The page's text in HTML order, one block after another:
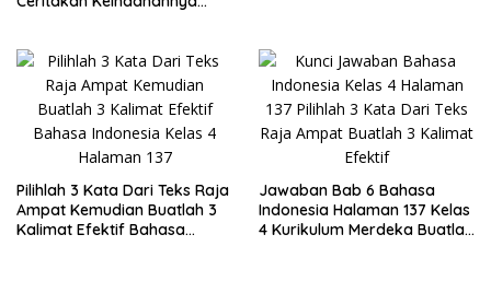
Pilihlah 3 Kata Dari Teks Raja
Ampat Kemudian Buatlah 3
Kalimat Efektif Bahasa
Jawaban Bab 6 Bahasa
Indonesia Halaman 137 Kelas
4 Kurikulum Merdeka Buatlah